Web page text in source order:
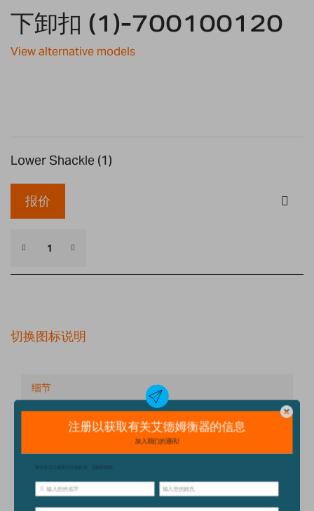
to
the
of
下卸扣 (1)-700100120
View alternative models
Lower Shackle (1)
报价
切换图标说明
细节
技术规格
配件